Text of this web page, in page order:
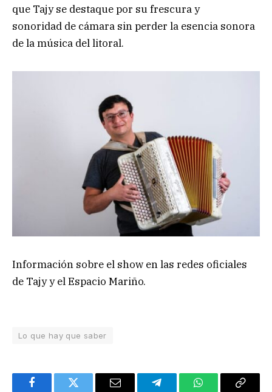
que Tajy se destaque por su frescura y
sonoridad de cámara sin perder la esencia sonora
de la música del litoral.
Información sobre el show en las redes oficiales
de Tajy y el Espacio Mariño.
Lo que hay que saber